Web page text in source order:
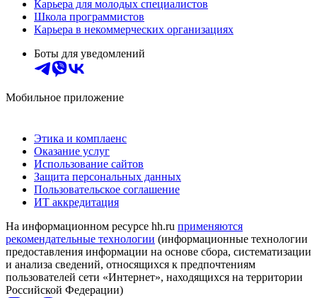
Карьера для молодых специалистов
Школа программистов
Карьера в некоммерческих организациях
Боты для уведомлений
Мобильное приложение
Этика и комплаенс
Оказание услуг
Использование сайтов
Защита персональных данных
Пользовательское соглашение
ИТ аккредитация
На информационном ресурсе hh.ru применяются
рекомендательные технологии (информационные технологии
предоставления информации на основе сбора, систематизации
и анализа сведений, относящихся к предпочтениям
пользователей сети «Интернет», находящихся на территории
Российской Федерации)